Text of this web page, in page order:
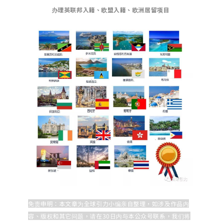
办理英联邦入籍、欧盟入籍、欧洲居留项目
免责申明：本文章为全球引力小编亲自整理，如涉及作品内
容、版权和其它问题，请在30日内与本公众号联系，我们将